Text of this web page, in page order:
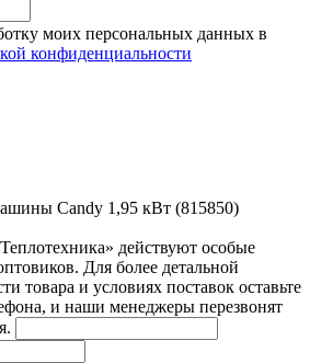
моих персональных данных в
конфиденциальности
Candy 1,95 кВт (815850)
действуют особые
Для более детальной
товара и условиях поставок оставьте
и наши менеджеры перезвонят